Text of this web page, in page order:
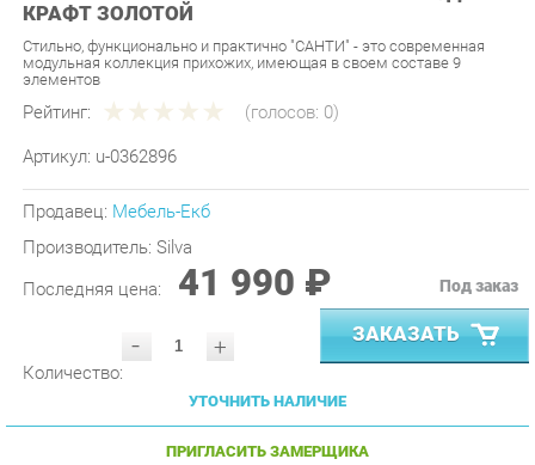
Стильно, функционально и практично "САНТИ" - это современная
элементов
Рейтинг:
Артикул: u-0362896
Производитель:Silva
Последняя цена:
41 990 ₽
- ЗАКАЗАТЬ
УТОЧНИТЬ НАЛИЧИЕ
ПРИГЛАСИТЬ ЗАМЕРЩИКА
ГАРАНТИЯ ЛУЧШЕЙ ЦЕНЫ